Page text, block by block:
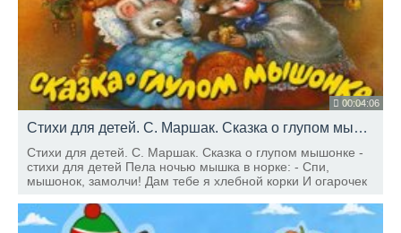
00:04:06
Стихи для детей. С. Маршак. Сказка о глупом мышонке - стихи для детей
Стихи для детей. С. Маршак. Сказка о глупом мышонке -
стихи для детей Пела ночью мышка в норке: - Спи,
мышонок, замолчи! Дам тебе я хлебной корки И огарочек
тонок.